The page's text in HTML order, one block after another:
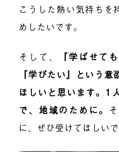
こうした熱い気持ちを
めしたいです。
そして、
『学ばせて
『学びたい』という
ほしいと思います。1
で、地域のために。
に、ぜひ受けてほしい